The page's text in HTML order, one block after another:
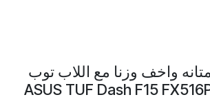
واخف وزنا مع اللاب توب
ASUS TUF Dash F15